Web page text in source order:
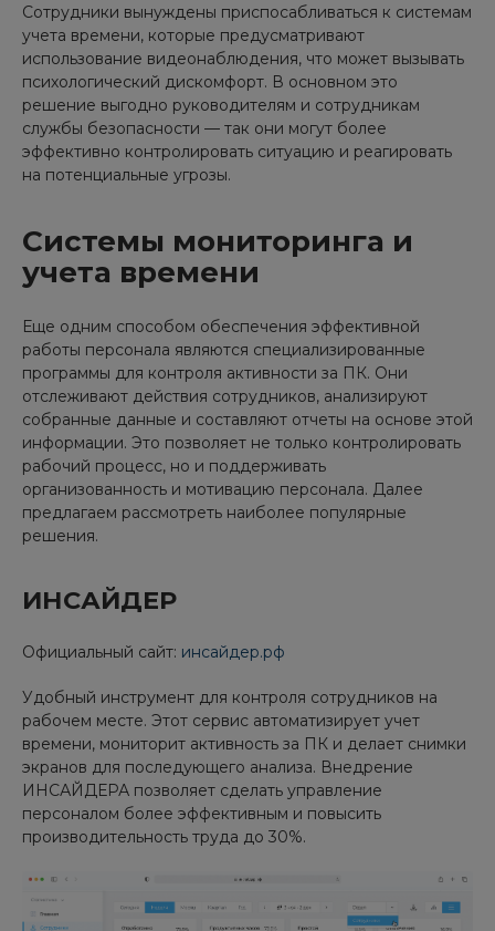
Сотрудники вынуждены приспосабливаться к системам
учета времени, которые предусматривают
использование видеонаблюдения, что может вызывать
психологический дискомфорт. В основном это
решение выгодно руководителям и сотрудникам
службы безопасности — так они могут более
эффективно контролировать ситуацию и реагировать
на потенциальные угрозы.
Системы мониторинга и
учета времени
Еще одним способом обеспечения эффективной
работы персонала являются специализированные
программы для контроля активности за ПК. Они
отслеживают действия сотрудников, анализируют
собранные данные и составляют отчеты на основе этой
информации. Это позволяет не только контролировать
рабочий процесс, но и поддерживать
организованность и мотивацию персонала. Далее
предлагаем рассмотреть наиболее популярные
решения.
ИНСАЙДЕР
Официальный сайт: инсайдер.рф
Удобный инструмент для контроля сотрудников на
рабочем месте. Этот сервис автоматизирует учет
времени, мониторит активность за ПК и делает снимки
экранов для последующего анализа. Внедрение
ИНСАЙДЕРА позволяет сделать управление
персоналом более эффективным и повысить
производительность труда до 30%.